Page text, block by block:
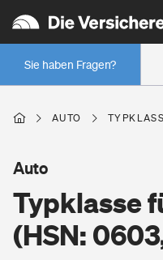
Sie haben Fragen?
Wer versichert was: Jetzt
Regionalklassen: So ist
Wer versichert was: Jetzt
Wohnen
AUTO
Typklasse
(HSN:
Auto